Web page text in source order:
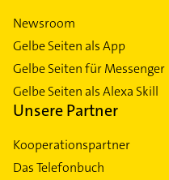
Newsroom
Gelbe Seiten als App
Gelbe Seiten für Messenger
Gelbe Seiten als Alexa Skill
Unsere Partner
Kooperationspartner
Das Telefonbuch